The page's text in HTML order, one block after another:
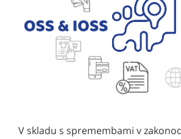
V skladu s spremembami v